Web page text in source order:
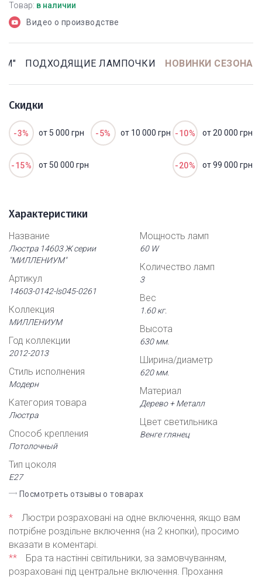
Товар: в наличии
Видео о производстве
ПОДХОДЯЩИЕ ЛАМПОЧКИ НОВИНКИ СЕЗОНА
Скидки
-3% от 5 000 грн -5% от 10 000 грн -10% от 20 000 грн
-15% от 50 000 грн -20% от 99 000 грн
Характеристики
Название
Люстра 14603 Ж серии
"МИЛЛЕНИУМ"
Артикул
14603-0142-ls045-0261
Коллекция
МИЛЛЕНИУМ
Год коллекции
2012-2013
Стиль исполнения
Модерн
Категория товара
Люстра
Способ крепления
Потолочный
Тип цоколя
Е27
Мощность ламп
60 W
Количество ламп
3
Вес
1.60 кг.
Высота
630 мм.
Ширина/диаметр
620 мм.
Материал
Дерево + Металл
Цвет светильника
Венге глянец
Посмотреть отзывы о товарах
*
Люстри розраховані на одне включення, якщо вам
потрібне роздільне включення (на 2 кнопки), просимо
вказати в коментарі.
**
Бра та настінні світильники, за замовчуванням,
розраховані під центральне включення. Прохання